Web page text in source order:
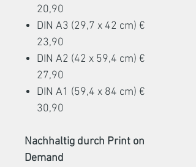
20,90
DIN A3 (29,7 x 42 cm) €
23,90
DIN A2 (42 x 59,4 cm) €
27,90
DIN A1 (59,4 x 84 cm) €
30,90
Nachhaltig durch Print on
Demand